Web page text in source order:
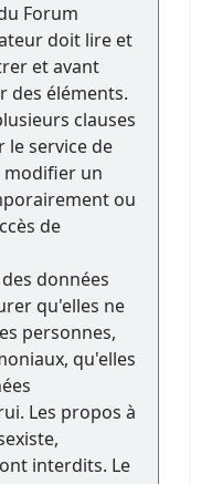
Forum
doit lire et
et avant
des éléments.
clauses
le service de
un
ou
de
données
qu'elles ne
personnes,
qu'elles
Les propos à
interdits. Le